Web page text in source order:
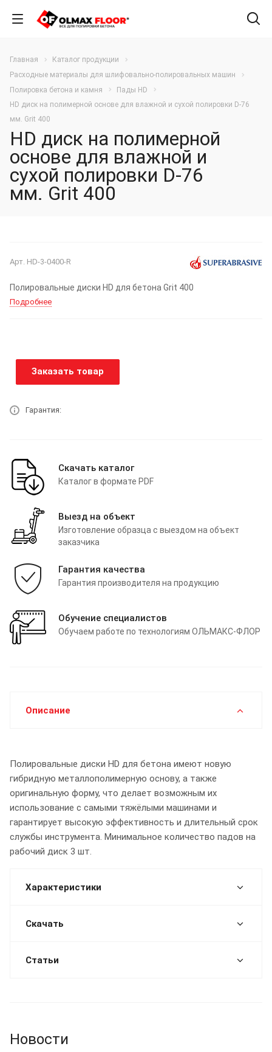
Главная
Каталог продукции
Расходные материалы для шлифовально-полировальных машин
Полировка бетона и камня
Пады HD
HD диск на полимерной основе для влажной и сухой полировки D-76
мм. Grit 400
HD диск на полимерной
основе для влажной и
сухой полировки D-76
мм. Grit 400
Арт. HD-3-0400-R
Полировальные диски HD для бетона Grit 400
Подробнее
Заказать товар
Гарантия:
Скачать каталог
Каталог в формате PDF
Выезд на объект
Изготовление образца с выездом на объект
заказчика
Гарантия качества
Гарантия производителя на продукцию
Обучение специалистов
Обучаем работе по технологиям ОЛЬМАКС-ФЛОР
Описание
Полировальные диски HD для бетона имеют новую
гибридную металлополимерную основу, а также
оригинальную форму, что делает возможным их
использование с самыми тяжёлыми машинами и
гарантирует высокую эффективность и длительный срок
службы инструмента. Минимальное количество падов на
рабочий диск 3 шт.
Характеристики
Скачать
Статьи
Новости